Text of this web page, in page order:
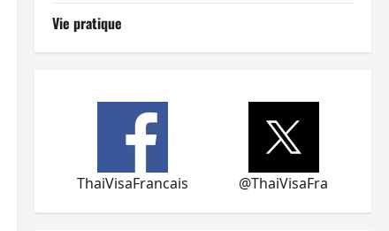
Vie pratique
ThaiVisaFrancais @ThaiVisaFra